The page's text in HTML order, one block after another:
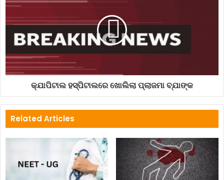
କ୍ଯାପିଟାଲ ହସ୍ପିଟାଲରେ ଖୋଲିଲା ପ୍ଲାଜମା ବ୍ଯାଙ୍କ
Related Articles